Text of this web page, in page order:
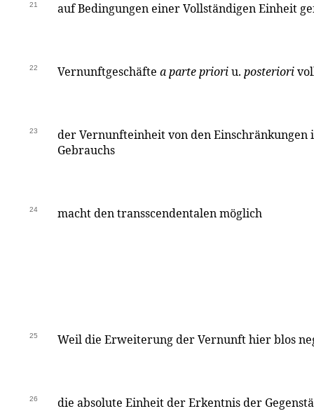
21 auf Bedingungen einer Vollständigen Einheit
22 Vernunftgeschäfte a parte prioriu. posteriori
23
der Vernunfteinheit von den Einschränkungen
Gebrauchs
24 macht den transscendentalen möglich
25 Weil die Erweiterung der Vernunft hier blos
26 die absolute Einheit der Erkentnis der